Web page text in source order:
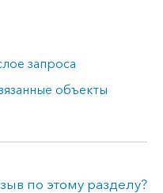
запроса
объекты
по этому разделу?